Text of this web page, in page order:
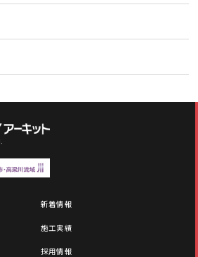
新着情報
施工実績
採用情報